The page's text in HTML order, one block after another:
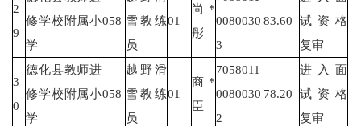
2
9
修学校附属小
学
058 雪教练
员
01
尚*
彤
0080030
3
83.60 试资格
复审
3
0
德化县教师进
修学校附属小
学
058
越野滑
雪教练
员
01
商*
臣
7058011
0080030
2
78.20
进入面
试资格
复审